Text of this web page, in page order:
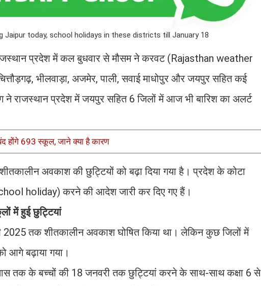
today, school holidays in these districts till January 18
प्रदेश में कल बुधवार से मौसम ने करवट (Rajasthan weather
भीलवाड़ा, अजमेर, पाली, सवाई माधोपुर और जयपुर सहित कई
ने राजस्थान प्रदेश में जयपुर सहित 6 जिलों में आज भी बारिश का अलर्ट
होंगे 693 स्कूल, जाने क्या है कारण
अवकाश की छुट्टियों को बढ़ा दिया गया है। प्रदेश के कोटा
holiday) करने की आदेश जारी कर दिए गए हैं।
में हुई छुट्टियां
2025 तक शीतकालीन अवकाश घोषित किया था। लेकिन कुछ जिलों में
आगे बढ़ाया गया।
तक के बच्चों की 18 जनवरी तक छुट्टियां करने के साथ-साथ कक्षा 6 से